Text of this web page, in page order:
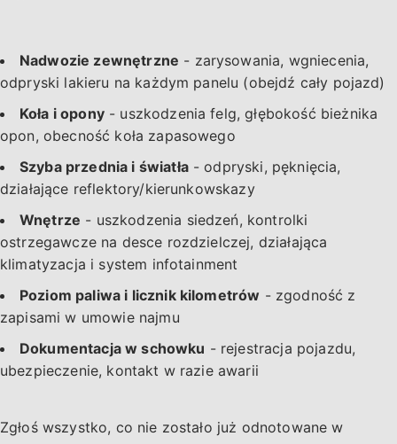
Nadwozie zewnętrzne - zarysowania, wgniecenia,
odpryski lakieru na każdym panelu (obejdź cały pojazd)
Koła i opony- uszkodzenia felg, głębokość bieżnika
opon, obecność koła zapasowego
Szyba przednia i światła- odpryski, pęknięcia,
działające reflektory/kierunkowskazy
Wnętrze - uszkodzenia siedzeń, kontrolki
ostrzegawcze na desce rozdzielczej, działająca
klimatyzacja i system infotainment
Poziom paliwa i licznik kilometrów - zgodność z
zapisami w umowie najmu
Dokumentacja w schowku - rejestracja pojazdu,
ubezpieczenie, kontakt w razie awarii
Zgłoś wszystko, co nie zostało już odnotowane w